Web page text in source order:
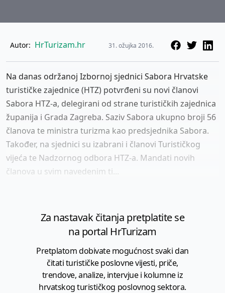
Autor: HrTurizam.hr 31. ožujka 2016.
Na danas održanoj Izbornoj sjednici Sabora Hrvatske
turističke zajednice (HTZ) potvrđeni su novi članovi
Sabora HTZ-a, delegirani od strane turističkih zajednica
županija i Grada Zagreba. Saziv Sabora ukupno broji 56
članova te ministra turizma kao predsjednika Sabora.
Također, na sjednici su izabrani i članovi Turističkog
vijeća te Nadzornog odbora HTZ-a. Mandati novih
članova u svim navedenim ti...
Za nastavak čitanja pretplatite se
na portal HrTurizam
Pretplatom dobivate mogućnost svaki dan
čitati turističke poslovne vijesti, priče,
trendove, analize, intervjue i kolumne iz
hrvatskog turističkog poslovnog sektora.